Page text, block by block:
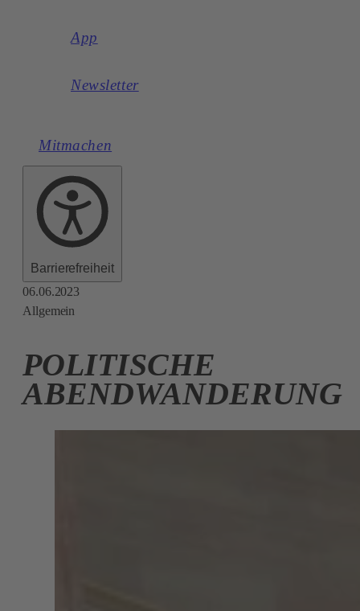
App
Newsletter
Mitmachen
Barrierefreiheit
06.06.2023
Allgemein
POLITISCHE
ABENDWANDERUNG